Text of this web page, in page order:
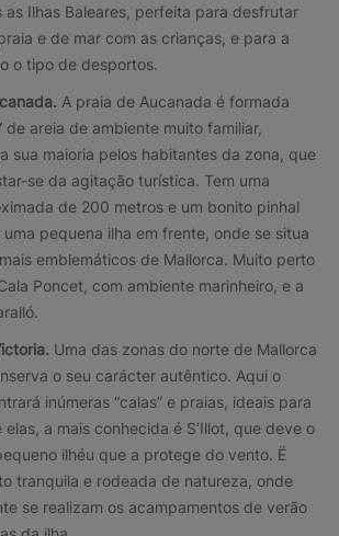
as Ilhas Baleares, perfeita para desfrutar
e de mar com as crianças, e para a
o tipo de desportos.
A praia de Aucanada é formada
de areia de ambiente muito familiar,
sua maioria pelos habitantes da zona, que
se da agitação turística. Tem uma
de 200 metros e um bonito pinhal
uma pequena ilha em frente, onde se situa
emblemáticos de Mallorca. Muito perto
Poncet, com ambiente marinheiro, e a
Uma das zonas do norte de Mallorca
o seu carácter autêntico. Aqui o
inúmeras “calas” e praias, ideais para
elas, a mais conhecida é S’Illot, que deve o
ilhéu que a protege do vento. Ë
tranquila e rodeada de natureza, onde
se realizam os acampamentos de verão